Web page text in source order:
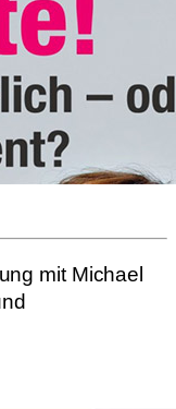
mit Michael